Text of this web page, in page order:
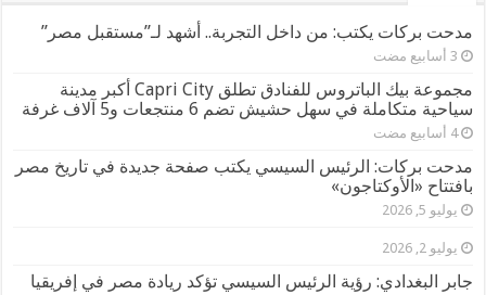
مدحت بركات يكتب: من داخل التجربة.. أشهد لـ”مستقبل مصر”
مجموعة بيك الباتروس للفنادق تطلق Capri City أكبر مدينة
سياحية متكاملة في سهل حشيش تضم 6 منتجعات و5 آلاف غرفة
‏4 أسابيع مضت
مدحت بركات: الرئيس السيسي يكتب صفحة جديدة في تاريخ مصر
بافتتاح «الأوكتاجون»
يوليو 5, 2026
يوليو 2, 2026
جابر البغدادي: رؤية الرئيس السيسي تؤكد ريادة مصر في إفريقيا